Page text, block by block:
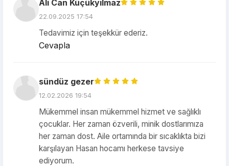
Ali Can Küçükyılmaz
22.09.2025 17:54
Tedavimiz için teşekkür ederiz.
Cevapla
sündüz gezer
12.02.2026 19:54
Mükemmel insan mükemmel hizmet ve sağlıklı
çocuklar. Her zaman özverili, minik dostlarımıza
her zaman dost. Aile ortamında bir sıcaklıkta bizi
karşılayan Hasan hocamı herkese tavsiye
ediyorum.